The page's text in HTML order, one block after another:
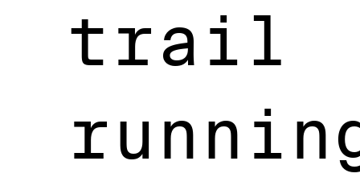
trail